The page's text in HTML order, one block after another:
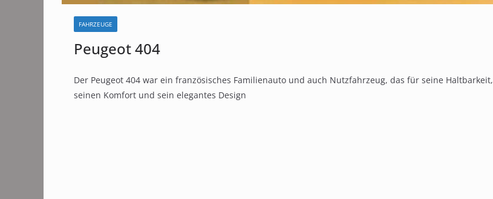
FAHRZEUGE
Peugeot 404
Der Peugeot 404 war ein französisches Familienauto und auch Nutzfahrzeug, das für seine Haltbarkeit,
seinen Komfort und sein elegantes Design